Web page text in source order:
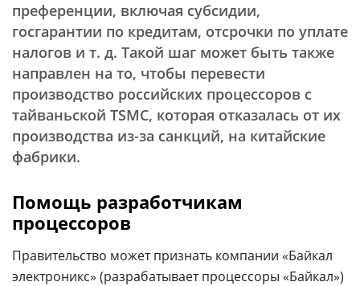
преференции, включая субсидии,
госгарантии по кредитам, отсрочки по уплате
налогов и т. д. Такой шаг может быть также
направлен на то, чтобы перевести
производство российских процессоров с
тайваньской TSMC, которая отказалась от их
производства из-за санкций, на китайские
фабрики.
Помощь разработчикам
процессоров
Правительство может признать компании «Байкал
электроникс» (разрабатываетпроцессоры «Байкал»)